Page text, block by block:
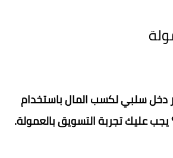
سلبي لكسب المال باستخدام
يجب عليك تجربة التسويق بالعمولة.